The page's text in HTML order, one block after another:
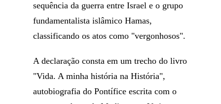
sequência da guerra entre Israel e o grupo
fundamentalista islâmico Hamas,
classificando os atos como "vergonhosos".
A declaração consta em um trecho do livro
"Vida. A minha história na História",
autobiografia do Pontífice escrita com o